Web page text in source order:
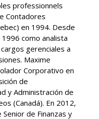
professionnels
Contadores
en 1994. Desde
como analista
gerenciales a
Maxime
Corporativo en
de
y Administración de
(Canadá). En 2012,
de Finanzas y